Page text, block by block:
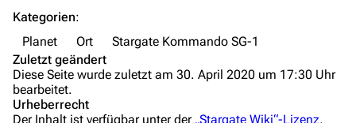
Anfragen
Administrations-Übersicht
Löschantrag
Kategorien:
Planet
Ort
Stargate Kommando SG-1
Zuletzt geändert
Diese Seite wurde zuletzt am 30. April 2020 um 17:30 Uhr
bearbeitet.
Urheberrecht
Der Inhalt ist verfügbar unter der „Stargate Wiki“-Lizenz,